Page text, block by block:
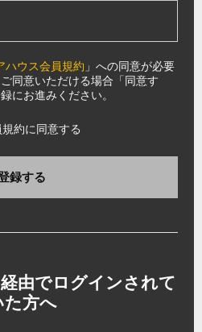
ハウス会員規約 」への同意が必要
同意いただける場合「同意す
にお進みください。
約に同意する
録する
由でログインされて
た方へ